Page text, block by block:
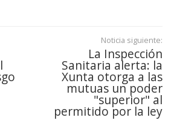
Noticia siguiente:
La Inspección
Sanitaria alerta: la
Xunta otorga a las
mutuas un poder
"superior" al
permitido por la ley